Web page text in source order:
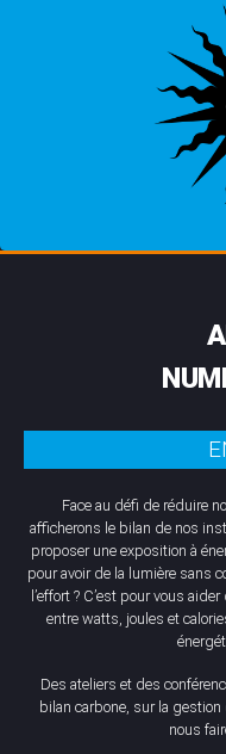
Face au défi de réduire
afficherons le bilan de nos
proposer une exposition à
pour avoir de la lumière sans
l’effort ? C’est pour vous
entre watts, joules et
Des ateliers et des
bilan carbone, sur la
nous